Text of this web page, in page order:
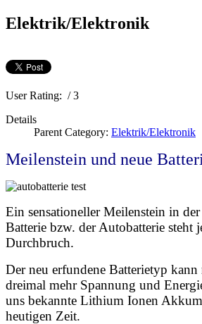
Elektrik/Elektronik
User Rating: / 3
Details
Parent Category: Elektrik/Elektronik
Meilenstein und neue
Ein sensationeller Meilenstein in
Batterie bzw. der Autobatterie steht
Durchbruch.
Der neu erfundene Batterietyp
dreimal mehr Spannung und
uns bekannte Lithium Ionen
heutigen Zeit.